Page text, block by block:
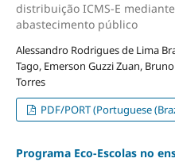
distribuição ICMS-E
abastecimento público
Alessandro Rodrigues de Lima
Tago, Emerson Guzzi Zuan,
Torres
PDF/PORT (Portuguese
Programa Eco-Escolas no